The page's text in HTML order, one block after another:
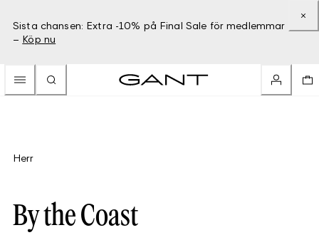
Sista chansen: Extra -10% på Final Sale för medlemmar
– Köp nu
Herr
By the Coast